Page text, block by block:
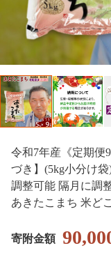
令和7年産《定期便
づき】(5kg小分け
調整可能 隔月に調
あきたこまち 米ど
寄附金額